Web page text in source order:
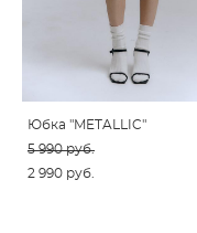
Юбка "METALLIC"
5 990 pуб.
2 990 pуб.